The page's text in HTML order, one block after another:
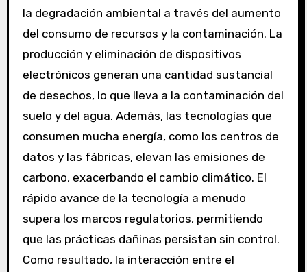
la degradación ambiental a través del aumento
del consumo de recursos y la contaminación. La
producción y eliminación de dispositivos
electrónicos generan una cantidad sustancial
de desechos, lo que lleva a la contaminación del
suelo y del agua. Además, las tecnologías que
consumen mucha energía, como los centros de
datos y las fábricas, elevan las emisiones de
carbono, exacerbando el cambio climático. El
rápido avance de la tecnología a menudo
supera los marcos regulatorios, permitiendo
que las prácticas dañinas persistan sin control.
Como resultado, la interacción entre el